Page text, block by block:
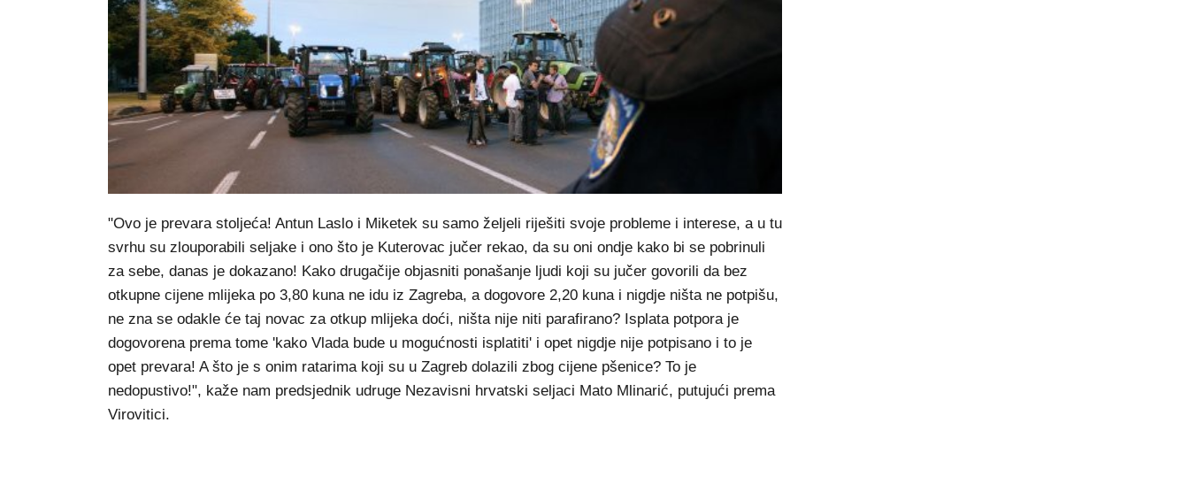
"Ovo je prevara stoljeća! Antun Laslo i Miketek su samo željeli riješiti svoje probleme i interese, a u tu
svrhu su zlouporabili seljake i ono što je Kuterovac jučer rekao, da su oni ondje kako bi se pobrinuli
za sebe, danas je dokazano! Kako drugačije objasniti ponašanje ljudi koji su jučer govorili da bez
otkupne cijene mlijeka po 3,80 kuna ne idu iz Zagreba, a dogovore 2,20 kuna i nigdje ništa ne potpišu,
ne zna se odakle će taj novac za otkup mlijeka doći, ništa nije niti parafirano? Isplata potpora je
dogovorena prema tome 'kako Vlada bude u mogućnosti isplatiti' i opet nigdje nije potpisano i to je
opet prevara! A što je s onim ratarima koji su u Zagreb dolazili zbog cijene pšenice? To je
nedopustivo!", kaže nam predsjednik udruge Nezavisni hrvatski seljaci Mato Mlinarić, putujući prema
Virovitici.